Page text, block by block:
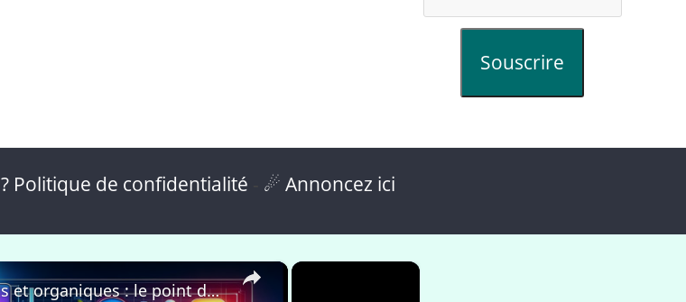
Souscrire
? Politique de confidentialité ☄ Annoncez ici
×
×
Maîtriser les médias payants et organiques : le point de vue d'un magnat du numérique